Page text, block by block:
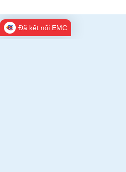
Đã kết nối EMC